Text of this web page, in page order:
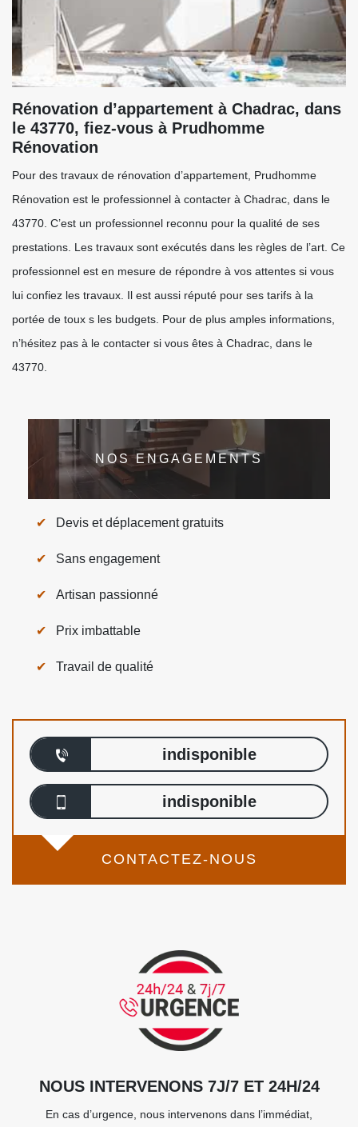
Rénovation d’appartement à Chadrac, dans
le 43770, fiez-vous à Prudhomme
Rénovation
Pour des travaux de rénovation d’appartement, Prudhomme
Rénovation est le professionnel à contacter à Chadrac, dans le
43770. C’est un professionnel reconnu pour la qualité de ses
prestations. Les travaux sont exécutés dans les règles de l’art. Ce
professionnel est en mesure de répondre à vos attentes si vous
lui confiez les travaux. Il est aussi réputé pour ses tarifs à la
portée de toux s les budgets. Pour de plus amples informations,
n’hésitez pas à le contacter si vous êtes à Chadrac, dans le
43770.
NOS ENGAGEMENTS
Devis et déplacement gratuits
Sans engagement
Artisan passionné
Prix imbattable
Travail de qualité
indisponible
indisponible
CONTACTEZ-NOUS
NOUS INTERVENONS 7J/7 ET 24H/24
En cas d’urgence, nous intervenons dans l’immédiat,